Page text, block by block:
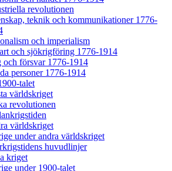
revolutionen
teknik och kommunikationer 1776-
och imperialism
och sjökrigföring 1776-1914
och försvar 1776-1914
personer 1776-1914
talet
världskriget
revolutionen
världskriget
under andra världskriget
huvudlinjer
kriget
under 1900-talet